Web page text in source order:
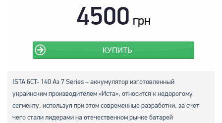
4500 грн
КУПИТЬ
ISTA 6CT- 140 Аз 7 Series – аккумулятор изготовленный
украинским производителем «Иста», относится к недорогому
сегменту, используя при этом современные разработки, за счет
чего стали лидерами на отечественном рынке батарей